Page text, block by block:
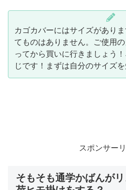
カゴカバーにはサイズがあり
てものはありません。ご使用
ってから買いに行きましょう
じです！まずは自分のサイズを
スポンサー
そもそも通学かばんが